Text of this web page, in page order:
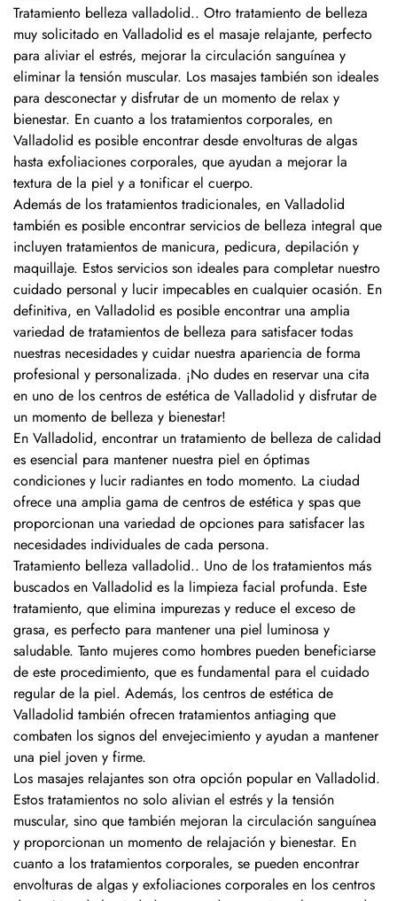
Tratamiento belleza valladolid.. Otro tratamiento de belleza
muy solicitado en Valladolid es el masaje relajante, perfecto
para aliviar el estrés, mejorar la circulación sanguínea y
eliminar la tensión muscular. Los masajes también son ideales
para desconectar y disfrutar de un momento de relax y
bienestar. En cuanto a los tratamientos corporales, en
Valladolid es posible encontrar desde envolturas de algas
hasta exfoliaciones corporales, que ayudan a mejorar la
textura de la piel y a tonificar el cuerpo.
Además de los tratamientos tradicionales, en Valladolid
también es posible encontrar servicios de belleza integral que
incluyen tratamientos de manicura, pedicura, depilación y
maquillaje. Estos servicios son ideales para completar nuestro
cuidado personal y lucir impecables en cualquier ocasión. En
definitiva, en Valladolid es posible encontrar una amplia
variedad de tratamientos de belleza para satisfacer todas
nuestras necesidades y cuidar nuestra apariencia de forma
profesional y personalizada. ¡No dudes en reservar una cita
en uno de los centros de estética de Valladolid y disfrutar de
un momento de belleza y bienestar!
En Valladolid, encontrar un tratamiento de belleza de calidad
es esencial para mantener nuestra piel en óptimas
condiciones y lucir radiantes en todo momento. La ciudad
ofrece una amplia gama de centros de estética y spas que
proporcionan una variedad de opciones para satisfacer las
necesidades individuales de cada persona.
Tratamiento belleza valladolid.. Uno de los tratamientos más
buscados en Valladolid es la limpieza facial profunda. Este
tratamiento, que elimina impurezas y reduce el exceso de
grasa, es perfecto para mantener una piel luminosa y
saludable. Tanto mujeres como hombres pueden beneficiarse
de este procedimiento, que es fundamental para el cuidado
regular de la piel. Además, los centros de estética de
Valladolid también ofrecen tratamientos antiaging que
combaten los signos del envejecimiento y ayudan a mantener
una piel joven y firme.
Los masajes relajantes son otra opción popular en Valladolid.
Estos tratamientos no solo alivian el estrés y la tensión
muscular, sino que también mejoran la circulación sanguínea
y proporcionan un momento de relajación y bienestar. En
cuanto a los tratamientos corporales, se pueden encontrar
envolturas de algas y exfoliaciones corporales en los centros